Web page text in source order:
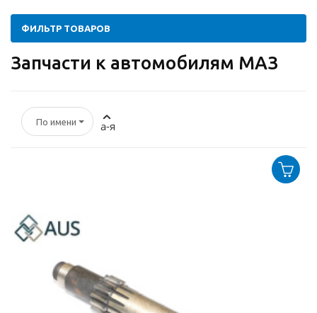
ФИЛЬТР ТОВАРОВ
Запчасти к автомобилям МАЗ
По имени а-я